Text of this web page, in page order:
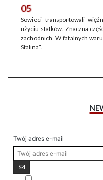
05
Sowieci transportowali
użyciu statków. Znaczna
zachodnich. W fatalnych
Stalina”.
Twój adres e-mail